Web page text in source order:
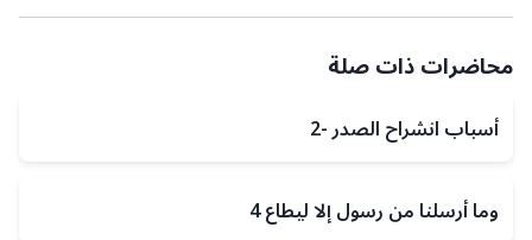
محاضرات ذات صلة
أسباب انشراح الصدر -2
وما أرسلنا من رسول إلا ليطاع 4